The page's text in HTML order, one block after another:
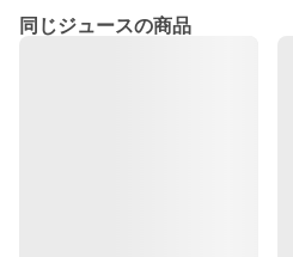
同じジュースの商品